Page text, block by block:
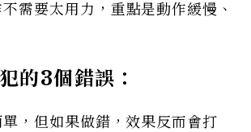
需要太用力，重點是動作緩慢、
的3個錯誤：
，但如果做錯，效果反而會打